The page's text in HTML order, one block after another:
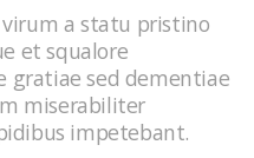
a statu pristino
et squalore
gratiae sed dementiae
miserabiliter
impetebant.